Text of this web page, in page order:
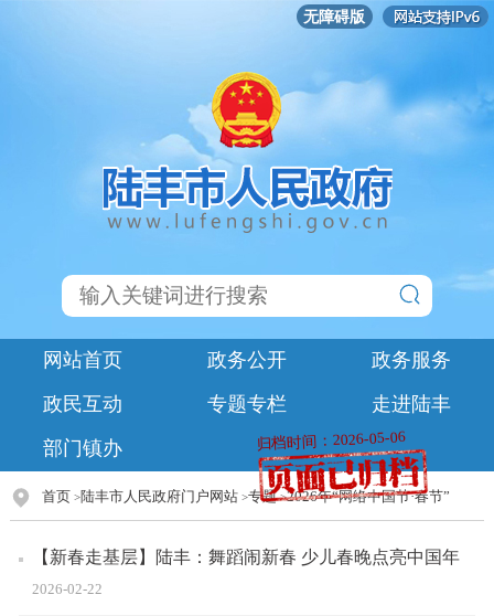
归档时间：2026-05-06
无障碍版
网站首页 政务公开
政务服务
政民互动
专题专栏
走进陆丰
部门镇办
首页 >陆丰市人民政府门户网站>专题>2026年“网络中国节·春节”
【新春走基层】陆丰：舞蹈闹新春 少儿春晚点亮中国年
2026-02-22